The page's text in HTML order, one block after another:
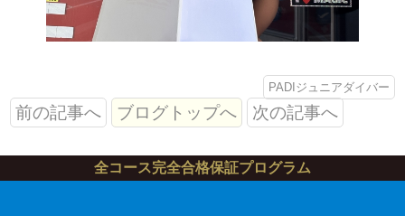
PADIジュニアダイバー
前の記事へ ブログトップへ 次の記事へ
全コース完全合格保証プログラム